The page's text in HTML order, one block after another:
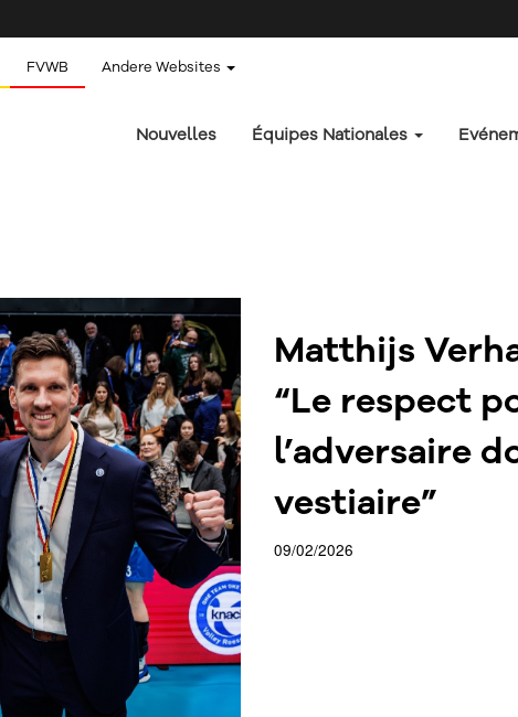
FVWB Andere Websites
Nouvelles Équipes Nationales
Matthijs
“Le respect
l’adversaire
vestiaire”
09/02/2026